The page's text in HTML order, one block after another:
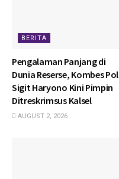
BERITA
Pengalaman Panjang di
Dunia Reserse, Kombes Pol
Sigit Haryono Kini Pimpin
Ditreskrimsus Kalsel
AUGUST 2, 2026